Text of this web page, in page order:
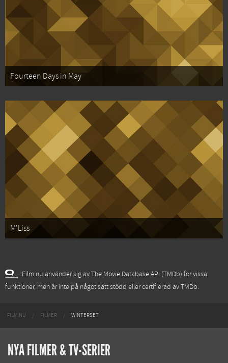
Fourteen Days in May
M'Liss
Film.nu använder sig av The Movie Database API (TMDb) för vissa
funktioner, men är inte på något sätt stödd eller certifierad av TMDb.
FILM.NU FILMER WINTERSET
NYA FILMER & TV-SERIER